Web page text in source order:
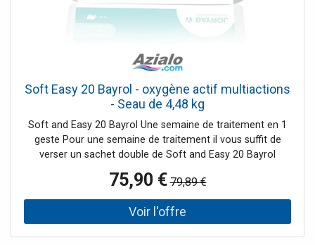
Soft Easy 20 Bayrol - oxygène actif multiactions
- Seau de 4,48 kg
Soft and Easy 20 Bayrol Une semaine de traitement en 1
geste Pour une semaine de traitement il vous suffit de
verser un sachet double de Soft and Easy 20 Bayrol
refoulement. Ce petit geste vous permettra de profiter
d'une désinfection à l'oxygène a
75,90 € 79,89 €